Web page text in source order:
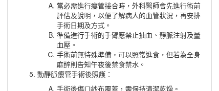
當必需進行瘻管接合時，外科醫師會先進行術前
評估及說明，以便了解病人的血管狀況，再安排
手術日期及方式。
準備進行手術的手臂應禁止抽血、靜脈注射及量
血壓。
手術前無特殊準備，可以照常進食，但若為全身
麻醉則告知午夜後禁食禁水。
動靜脈瘻管手術後照護：
手術後傷口紗布覆蓋，需保持清潔乾燥。